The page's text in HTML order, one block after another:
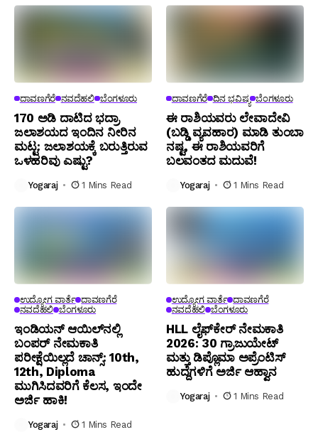
ದಾವಣಗೆರೆ ನವದೆಹಲಿ ಬೆಂಗಳೂರು
170 ಅಡಿ ದಾಟಿದ ಭದ್ರಾ
ಜಲಾಶಯದ ಇಂದಿನ ನೀರಿನ
ಮಟ್ಟ: ಜಲಾಶಯಕ್ಕೆ ಬರುತ್ತಿರುವ
ಒಳಹರಿವು ಎಷ್ಟು?
Yogaraj 1 Mins Read
ದಾವಣಗೆರೆ ದಿನ ಭವಿಷ್ಯ ಬೆಂಗಳೂರು
ಈ ರಾಶಿಯವರು ಲೇವಾದೇವಿ
(ಬಡ್ಡಿ ವ್ಯವಹಾರ) ಮಾಡಿ ತುಂಬಾ
ನಷ್ಟ, ಈ ರಾಶಿಯವರಿಗೆ
ಬಲವಂತದ ಮದುವೆ!
Yogaraj 1 Mins Read
ಉದ್ಯೋಗ ವಾರ್ತೆ ದಾವಣಗೆರೆ
ನವದೆಹಲಿ ಬೆಂಗಳೂರು
ಇಂಡಿಯನ್ ಆಯಿಲ್‌ನಲ್ಲಿ
ಬಂಪರ್ ನೇಮಕಾತಿ
ಪರೀಕ್ಷೆಯಿಲ್ಲದೆ ಚಾನ್ಸ್: 10th,
12th, Diploma
ಮುಗಿಸಿದವರಿಗೆ ಕೆಲಸ, ಇಂದೇ
ಅರ್ಜಿ ಹಾಕಿ!
Yogaraj 1 Mins Read
ಉದ್ಯೋಗ ವಾರ್ತೆ ದಾವಣಗೆರೆ
ನವದೆಹಲಿ ಬೆಂಗಳೂರು
HLL ಲೈಫ್‌ಕೇರ್ ನೇಮಕಾತಿ
2026: 30 ಗ್ರಾಜುಯೇಟ್
ಮತ್ತು ಡಿಪ್ಲೊಮಾ ಅಪ್ರೆಂಟಿಸ್
ಹುದ್ದೆಗಳಿಗೆ ಅರ್ಜಿ ಆಹ್ವಾನ
Yogaraj 1 Mins Read